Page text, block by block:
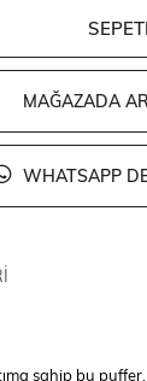
MAĞAZADA
WHATSAPP
sahip bu puffer,